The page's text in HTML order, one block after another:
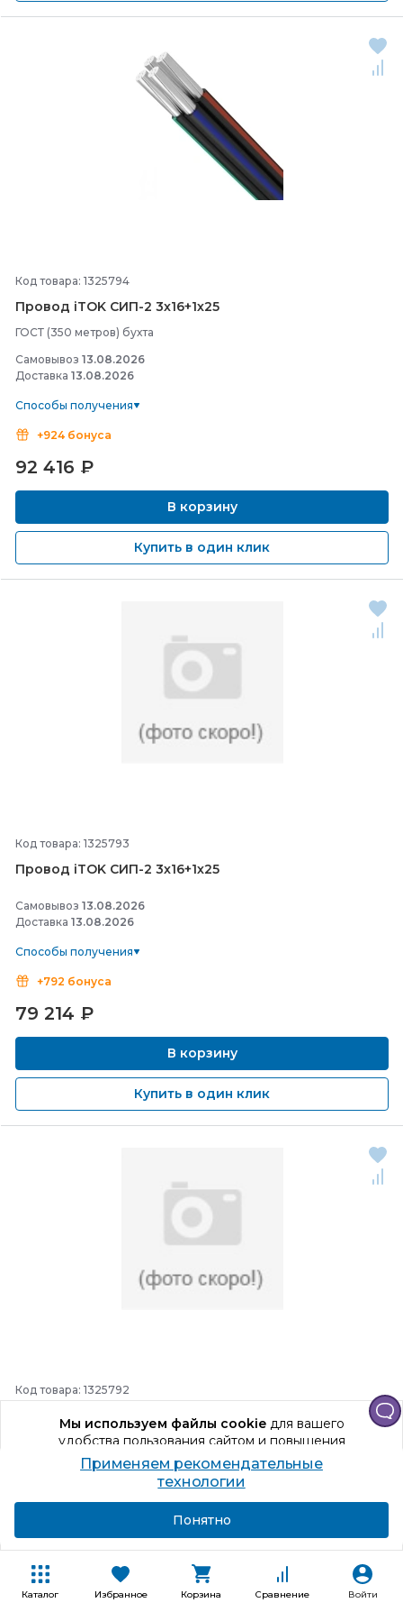
Каталог Избранное Корзина Сравнение Войти
Мы используем файлы cookieдля вашего
удобства пользования сайтом и повышения
качества рекомендаций.
Продолжая использование сайта, вы даете
согласие на обработку персональных данных
Код товара: 1325794
Провод iTOK СИП-2 3х16+1х25
ГОСТ (350 метров) бухта
Самовывоз 13.08.2026
Доставка 13.08.2026
Способы получения
+924 бонуса
92 416 ₽
В корзину
Купить в один клик
Код товара: 1325793
Провод iTOK СИП-2 3х16+1х25
Самовывоз 13.08.2026
Доставка 13.08.2026
Способы получения
+792 бонуса
79 214 ₽
В корзину
Купить в один клик
Код товара: 1325792
Провод iTOK СИП- 2 3х16+1х25
13.08.2026
66 011
В корзину
Применяем рекомендательные
технологии
Понятно